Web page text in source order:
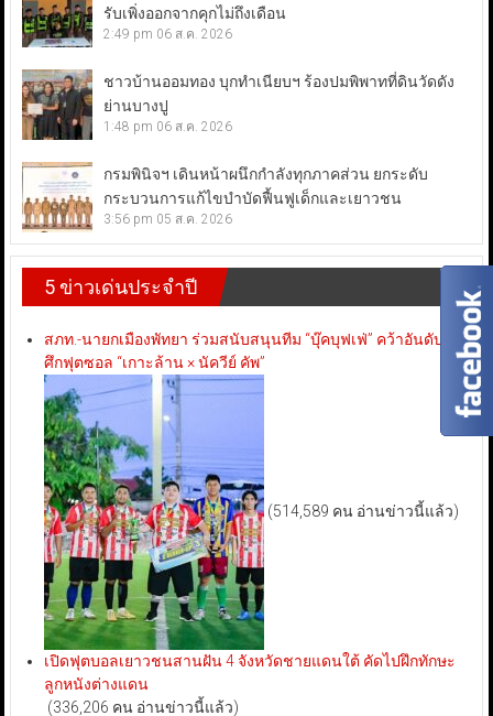
รับเพิ่งออกจากคุกไม่ถึงเดือน
2:49 pm 06 ส.ค. 2026
ชาวบ้านออมทอง บุกทำเนียบฯ ร้องปมพิพาทที่ดินวัดดัง
ย่านบางปู
1:48 pm 06 ส.ค. 2026
กรมพินิจฯ เดินหน้าผนึกกำลังทุกภาคส่วน ยกระดับ
กระบวนการแก้ไขบำบัดฟื้นฟูเด็กและเยาวชน
3:56 pm 05 ส.ค. 2026
5 ข่าวเด่นประจำปี
สภท.-นายกเมืองพัทยา ร่วมสนับสนุนทีม “บุ๊คบุฟเฟ่” คว้าอันดับ 3
ศึกฟุตซอล “เกาะล้าน × นัควีย์ คัพ”
(514,589 คน อ่านข่าวนี้แล้ว)
เปิดฟุตบอลเยาวชนสานฝัน 4 จังหวัดชายแดนใต้ คัดไปฝึกทักษะ
ลูกหนังต่างแดน
(336,206 คน อ่านข่าวนี้แล้ว)